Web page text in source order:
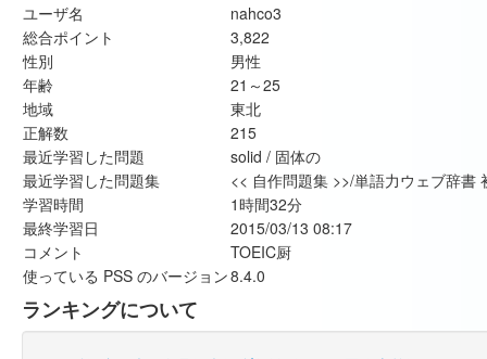
ユーザ名
nahco3
総合ポイント
3,822
性別
男性
年齢
21～25
地域
東北
正解数
215
最近学習した問題
solid / 固体の
最近学習した問題集
<< 自作問題集 >>/単語力ウェブ辞書
学習時間
1時間32分
最終学習日
2015/03/13 08:17
コメント
TOEIC厨
使っている PSS のバージョン8.4.0
ランキングについて